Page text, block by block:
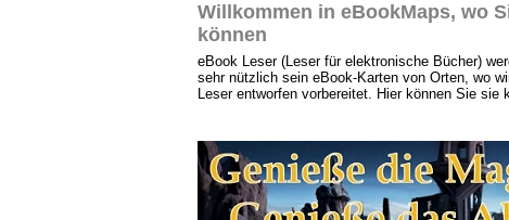
Willkommen in eBookMaps, wo
können
eBook Leser (Leser für elektronische Bücher)
sehr nützlich sein eBook-Karten von Orten, wo
Leser entworfen vorbereitet. Hier können Sie sie